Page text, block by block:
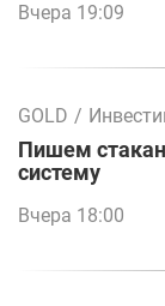
Вчера 19:09
GOLD /
Пишем
систему
Вчера 18:00